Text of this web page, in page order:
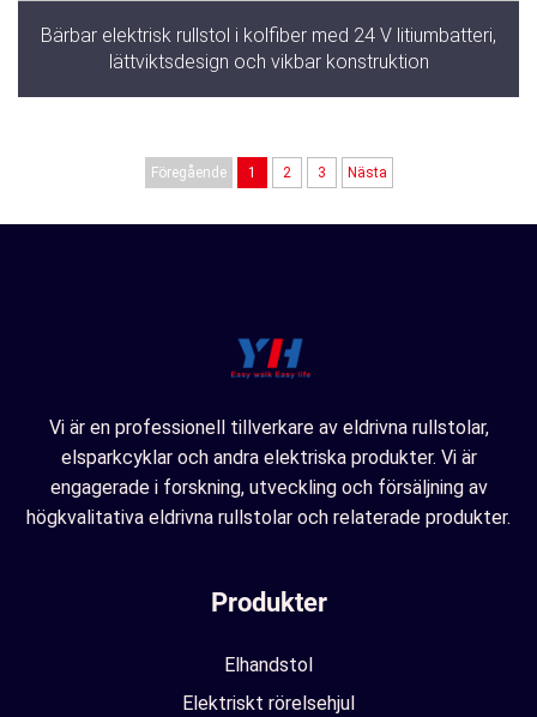
Bärbar elektrisk rullstol i kolfiber med 24 V litiumbatteri,
lättviktsdesign och vikbar konstruktion
Föregående 1 2 3 Nästa
Vi är en professionell tillverkare av eldrivna rullstolar,
elsparkcyklar och andra elektriska produkter. Vi är
engagerade i forskning, utveckling och försäljning av
högkvalitativa eldrivna rullstolar och relaterade produkter.
Produkter
Elhandstol
Elektriskt rörelsehjul